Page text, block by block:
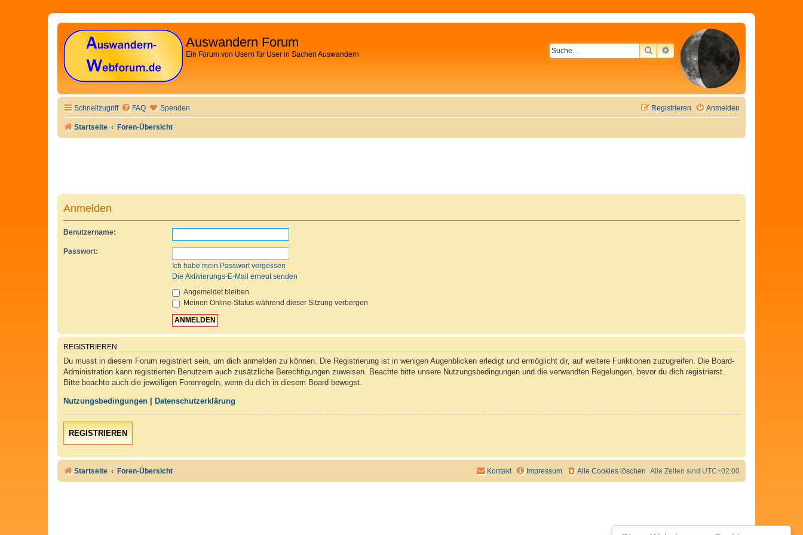
Auswandern Forum
Ein Forum von Usern für User in Sachen Auswandern SUCHEERWEITERTE SUCHE
Schnellzugriff FAQ Spenden Anmelden
Registrieren
Startseite Foren-Übersicht
Anmelden
Benutzername:
Passwort:
Ich habe mein Passwort vergessen
Die Aktivierungs-E-Mail erneut senden
Angemeldet bleiben
Meinen Online-Status während dieser Sitzung verbergen
REGISTRIEREN
Du musst in diesem Forum registriert sein, um dich anmelden zu können. Die Registrierung ist in wenigen Augenblicken erledigt und ermöglicht dir, auf weitere Funktionen zuzugreifen. Die Board-
Administration kann registrierten Benutzern auch zusätzliche Berechtigungen zuweisen. Beachte bitte unsere Nutzungsbedingungen und die verwandten Regelungen, bevor du dich registrierst.
Bitte beachte auch die jeweiligen Forenregeln, wenn du dich in diesem Board bewegst.
Nutzungsbedingungen Datenschutzerklärung
REGISTRIEREN
Startseite Foren-Übersicht Alle Zeiten sind UTC+02:00
Alle Cookies löschen
Impressum
Kontakt